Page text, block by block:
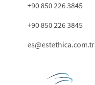
+90 850 226 3845
+90 850 226 3845
es@estethica.com.tr